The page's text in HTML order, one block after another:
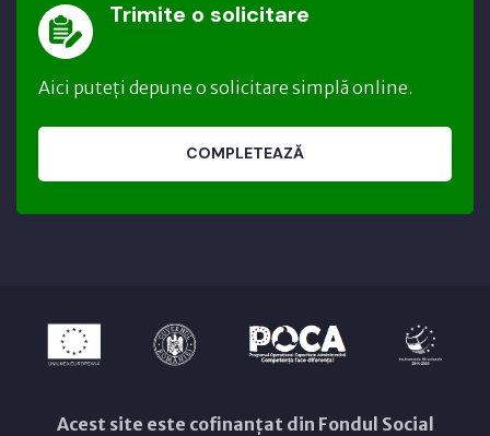
Trimite o solicitare
Aici puteți depune o solicitare simplă online.
COMPLETEAZĂ
Acest site este cofinanțat din Fondul Social